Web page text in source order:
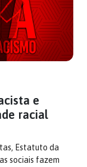
e
racial
Estatuto da
sociais fazem